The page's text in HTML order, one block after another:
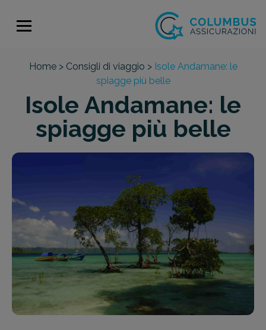
Home > Consigli di viaggio > Isole Andamane: le
spiagge più belle
Isole Andamane: le
spiagge più belle